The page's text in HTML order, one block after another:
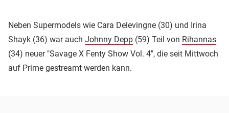
Neben Supermodels wie Cara Delevingne (30) und Irina
Shayk (36) war auch Johnny Depp (59) Teil von Rihannas
(34) neuer "Savage X Fenty Show Vol. 4", die seit Mittwoch
auf Prime gestreamt werden kann.